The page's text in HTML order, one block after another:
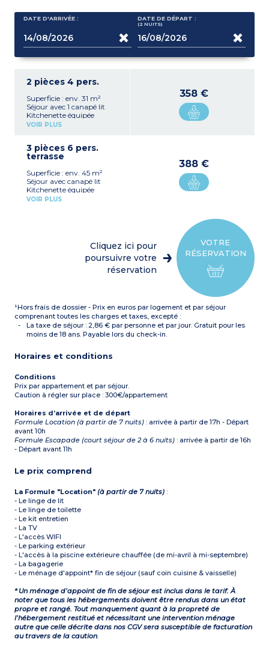
DATE D'ARRIVÉE : DATE DE DÉPART :
(2 NUITS)
2 pièces 4 pers.
Superficie : env. 31 m²
Séjour avec 1 canapé lit
Kitchenette équipée
(réfrigérateur, plaque
cafetière à capsule,
cafetière filtre, bouilloire,
1 chambre avec 1 lit double
1 salle de bain avec
baignoire (ou douche dans
appartement pour PMR*)
Personne à mobilité
VOIR PLUS
358 €
3 pièces 6 pers.
terrasse
Superficie : env. 45 m²
Séjour avec canapé lit
Kitchenette équipée
(réfrigérateur, plaque
1 chambre avec 2 lits
simples ou zippés
1 chambre avec 1 lit double
À noter:
- Tous les appartements
sont en duplex sauf 4
logements PMR
VOIR PLUS
388 €
VOTRE
RÉSERVATION
Cliquez ici pour
poursuivre votre
réservation
¹Hors frais de dossier - Prix en euros par logement et par séjour
comprenant toutes les charges et taxes, excepté :
La taxe de séjour : 2,86 € par personne et par jour. Gratuit pour les
moins de 18 ans. Payable lors du check-in.
Horaires et conditions
Conditions
Prix par appartement et par séjour.
Caution à régler sur place : 300€/appartement
Horaires d’arrivée et de départ
Formule Location (à partir de 7 nuits) : arrivée à partir de 17h - Départ
avant 10h
Formule Escapade (court séjour de 2 à 6 nuits) : arrivée à partir de 16h
- Départ avant 11h
Le prix comprend
La Formule "Location"(à partir de 7 nuits) :
- Le linge de lit
- Le linge de toilette
- Le kit entretien
- La TV
- L'accès WIFI
- Le parking extérieur
- L'accès à la piscine extérieure chauffée (de mi-avril à mi-septembre)
- La bagagerie
- Le ménage d'appoint* fin de séjour (sauf coin cuisine & vaisselle)
* Un ménage d’appoint de fin de séjour est inclus dans le tarif. À
noter que tous les hébergements doivent être rendus dans un état
propre et rangé. Tout manquement quant à la propreté de
l’hébergement restitué et nécessitant une intervention ménage
autre que celle décrite dans nos CGV sera susceptible de facturation
au travers de la caution.